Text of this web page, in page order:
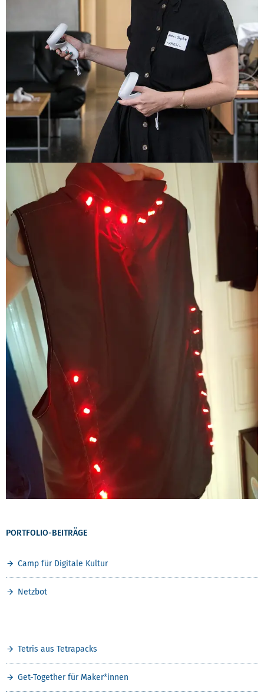
INHALTSVERZEICHNIS PORTFOLIO
PORTFOLIO-BEITRÄGE
Camp für Digitale Kultur
Netzbot
Tetris aus Tetrapacks
Get-Together für Maker*innen